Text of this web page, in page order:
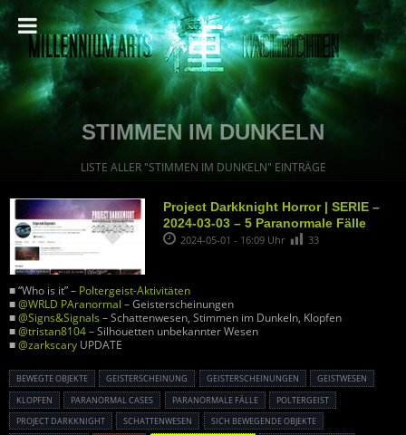
STIMMEN IM DUNKELN
LISTE ALLER "STIMMEN IM DUNKELN" EINTRÄGE
Project Darkknight Horror | SERIE –
2024-03-03 – 5 Paranormale Fälle
2024-05-01 - 16:09 Uhr 33
■ “Who is it” – Poltergeist-Aktivitäten
■@WRLD PAranormal – Geisterscheinungen
■@Signs&Signals – Schattenwesen, Stimmen im Dunkeln, Klopfen
■@tristan8104– Silhouetten unbekannter Wesen
■@zarkscary UPDATE
BEWEGTE OBJEKTE GEISTERSCHEINUNG GEISTERSCHEINUNGEN
GEISTWESEN
KLOPFEN
PARANORMAL CASES PARANORMALE FÄLLE
POLTERGEIST
PROJECT DARKKNIGHT
SCHATTENWESEN
SICH BEWEGENDE OBJEKTE